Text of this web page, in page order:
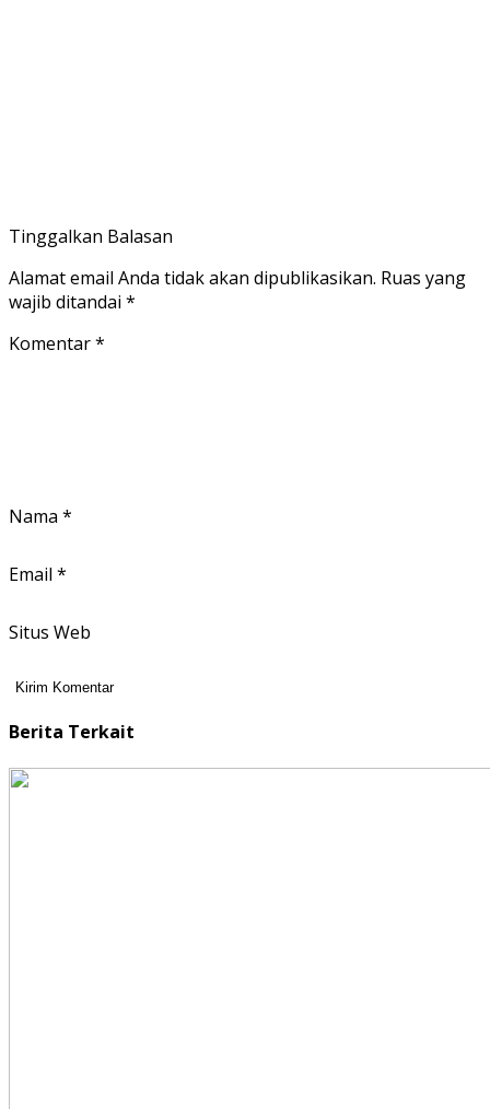
Tinggalkan Balasan
Alamat email Anda tidak akan dipublikasikan. Ruas yang
wajib ditandai *
Komentar*
Nama *
Email *
Situs Web
Berita Terkait